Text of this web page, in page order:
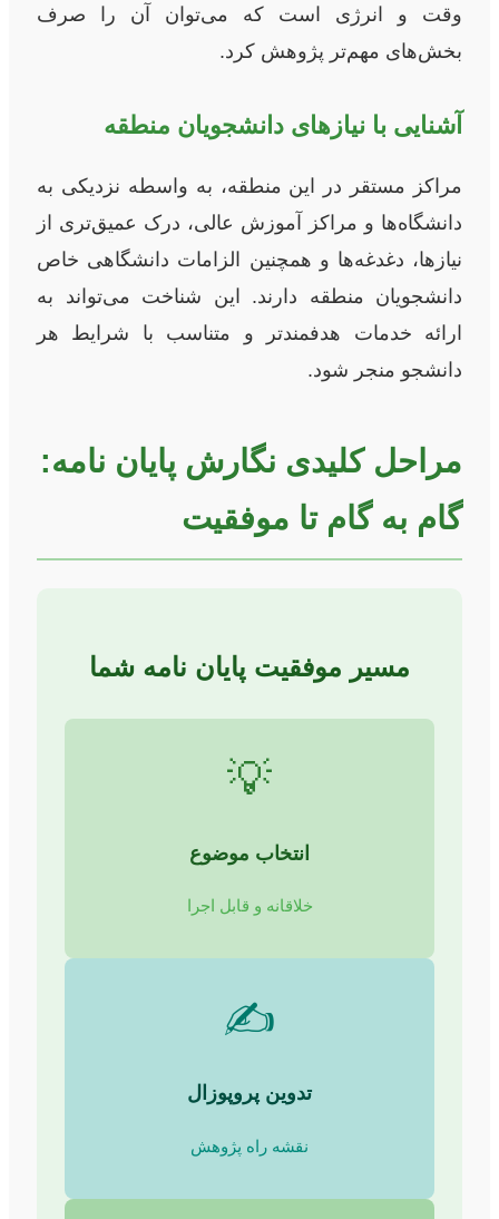
وقت و انرژی است که می‌توان آن را صرف
بخش‌های مهم‌تر پژوهش کرد.
آشنایی با نیازهای دانشجویان منطقه
مراکز مستقر در این منطقه، به واسطه نزدیکی به
دانشگاه‌ها و مراکز آموزش عالی، درک عمیق‌تری از
نیازها، دغدغه‌ها و همچنین الزامات دانشگاهی خاص
دانشجویان منطقه دارند. این شناخت می‌تواند به
ارائه خدمات هدفمندتر و متناسب با شرایط هر
دانشجو منجر شود.
مراحل کلیدی نگارش پایان نامه:
گام به گام تا موفقیت
مسیر موفقیت پایان نامه شما
💡
انتخاب موضوع
خلاقانه و قابل اجرا
✍️
تدوین پروپوزال
نقشه راه پژوهش